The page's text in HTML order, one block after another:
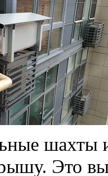
шахты
Это